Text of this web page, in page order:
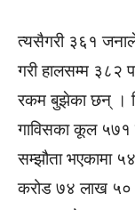
त्यसैगरी ३६१
गरी हालसम्म ३८२
रकम बुझेका छन् ।
गाविसका कूल ५७१
सम्झौता भएकामा
करोड ७४ लाख ५०